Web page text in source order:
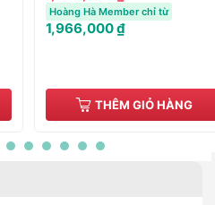
Hoàng Hà Member chỉ từ
1,966,000 ₫
THÊM GIỎ HÀNG